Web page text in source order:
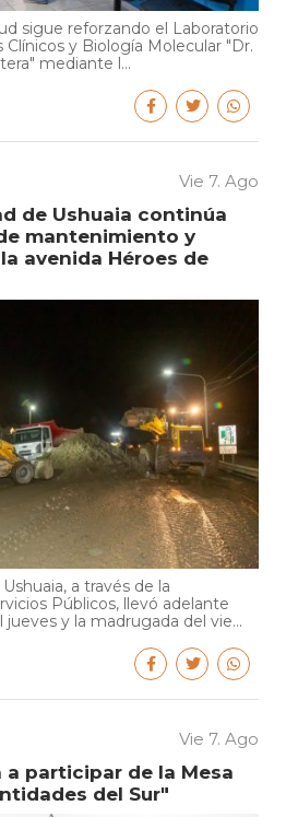
sigue reforzando el Laboratorio
Clínicos y Biología Molecular "Dr.
mediante l...
Vie 7. Ago
de Ushuaia continúa
mantenimiento y
avenida Héroes de
a través de la
Públicos, llevó adelante
y la madrugada del vie...
Vie 7. Ago
participar de la Mesa
del Sur"